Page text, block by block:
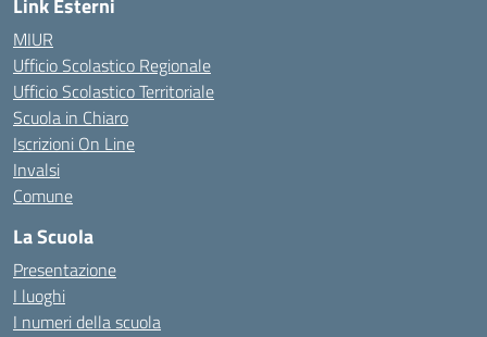
Link Esterni
MIUR
Ufficio Scolastico Regionale
Ufficio Scolastico Territoriale
Scuola in Chiaro
Iscrizioni On Line
Invalsi
Comune
La Scuola
Presentazione
I luoghi
I numeri della scuola